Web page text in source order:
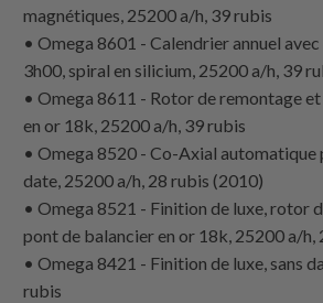
magnétiques, 25200 a/h, 39 rubis
• Omega 8601 - Calendrier annuel
3h00, spiral en silicium, 25200 a/h, 39
• Omega 8611 - Rotor de remontage
en or 18k, 25200 a/h, 39 rubis
• Omega 8520 - Co-Axial automatique
date, 25200 a/h, 28 rubis (2010)
• Omega 8521 - Finition de luxe, rotor
pont de balancier en or 18k, 25200 a/h,
• Omega 8421 - Finition de luxe, sans
rubis